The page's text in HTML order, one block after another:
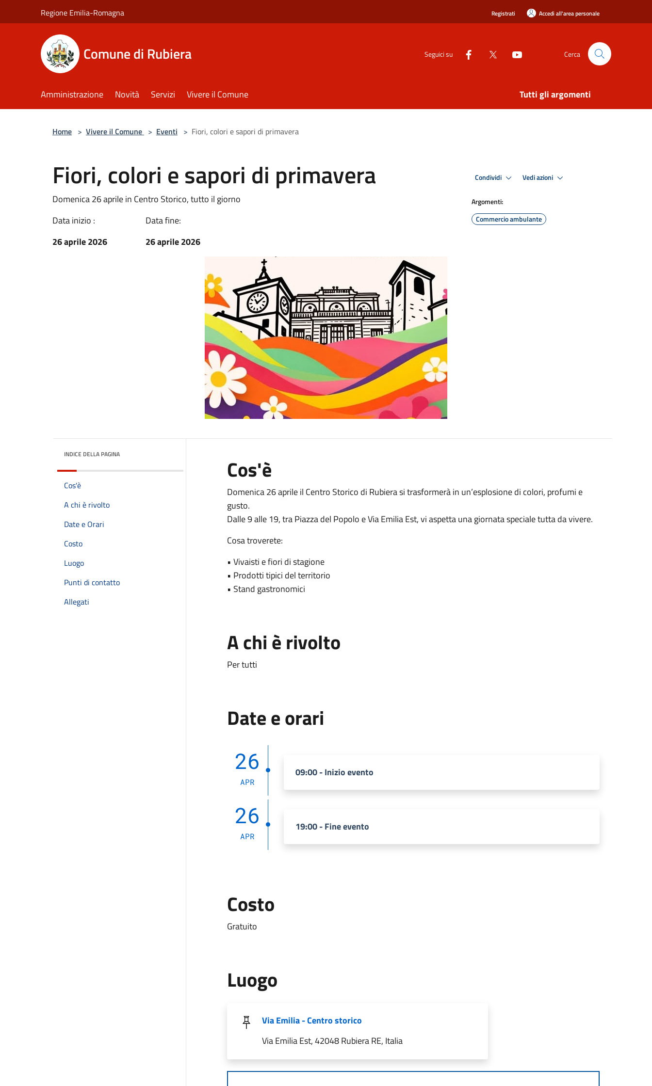
Regione Emilia-Romagna Registrati Accedi all'area personale
Comune di Rubiera Seguici su Cerca
Amministrazione Novità Servizi Vivere il Comune Tutti gli argomenti
Home > Vivere il Comune > Eventi > Fiori, colori e sapori di primavera
Fiori, colori e sapori di primavera
Domenica 26 aprile in Centro Storico, tutto il giorno
Data inizio :
26 aprile 2026
Data fine:
26 aprile 2026
Condividi Vedi azioni
Argomenti:
Commercio ambulante
INDICE DELLA PAGINA
Cos'è
A chi è rivolto
Date e Orari
Costo
Luogo
Punti di contatto
Allegati
Cos'è
Domenica 26 aprile il Centro Storico di Rubiera si trasformerà in un’esplosione di colori, profumi e
gusto.
Dalle 9 alle 19, tra Piazza del Popolo e Via Emilia Est, vi aspetta una giornata speciale tutta da vivere.
Cosa troverete:
• Vivaisti e fiori di stagione
• Prodotti tipici del territorio
• Stand gastronomici
A chi è rivolto
Per tutti
Date e orari
26
APR
09:00 - Inizio evento
26
APR
19:00 - Fine evento
Costo
Gratuito
Luogo
Via Emilia - Centro storico
Via Emilia Est, 42048 Rubiera RE, Italia